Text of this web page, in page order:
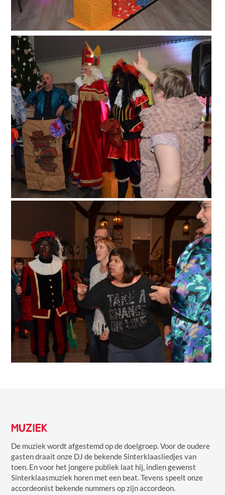
MUZIEK
De muziek wordt afgestemd op de doelgroep. Voor de oudere
gasten draait onze DJ de bekende Sinterklaasliedjes van
toen. En voor het jongere publiek laat hij, indien gewenst
Sinterklaasmuziek horen met een beat. Tevens speelt onze
accordeonist bekende nummers op zijn accordeon.